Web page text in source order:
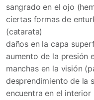
sangrado en el ojo
ciertas formas de
(catarata)
daños en la capa
aumento de la presión
manchas en la visión
desprendimiento de la
encuentra en el